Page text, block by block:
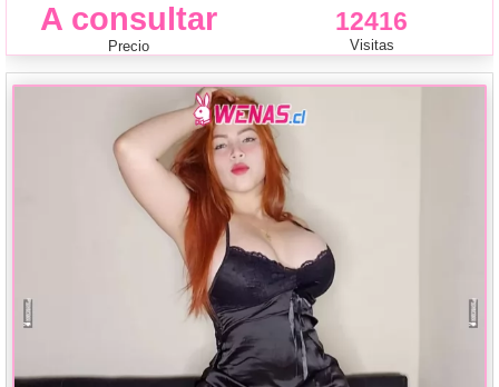
A consultar
Precio
12416
Visitas